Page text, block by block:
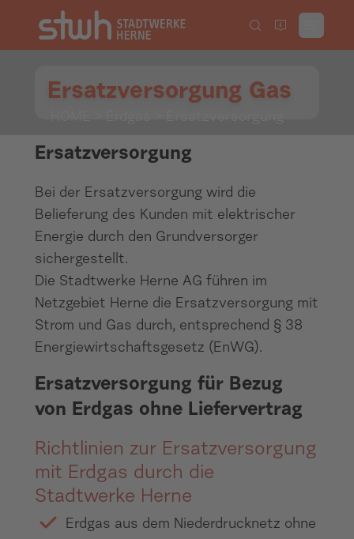
Ersatzversorgung Gas
Ersatzversorgung
Bei der Ersatzversorgung wird die
Belieferung des Kunden mit elektrischer
Energie durch den Grundversorger
sichergestellt.
Die Stadtwerke Herne AG führen im
Netzgebiet Herne die Ersatzversorgung mit
Strom und Gas durch, entsprechend § 38
Energiewirtschaftsgesetz (EnWG).
Ersatzversorgung für Bezug
von Erdgas ohne Liefervertrag
Richtlinien zur Ersatzversorgung
mit Erdgas durch die
Stadtwerke Herne
Erdgas aus dem Niederdrucknetz ohne